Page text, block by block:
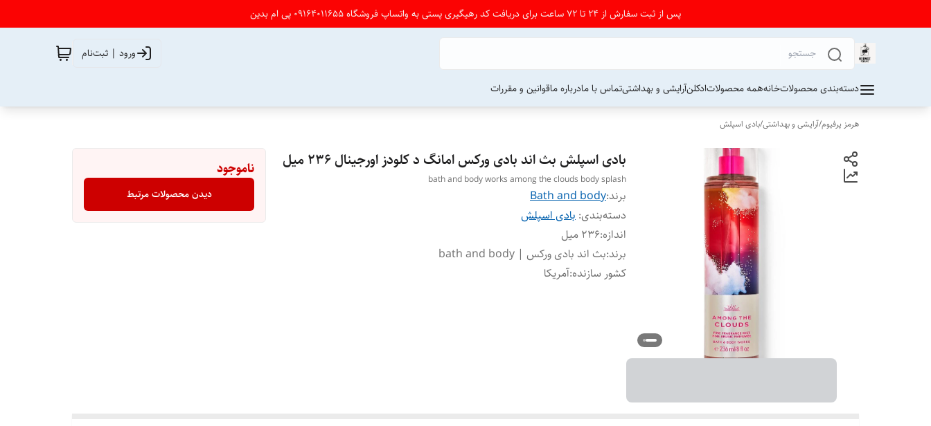
پس از ثبت سفارش از 24 تا 72 ساعت برای دریافت کد رهیگیری پستی به واتساپ فروشگاه 09164011655 پی ام بدین
ورود | ثبت‌نام
دسته‌بندی محصولاتخانههمه محصولاتادکلنآرایشی و بهداشتیتماس با مادرباره ماقوانین و مقررات
هرمز پرفیوم/آرایشی و بهداشتی/بادی اسپلش
بادی اسپلش بث اند بادی ورکس امانگ د کلودز اورجینال 236 میل
bath and body works among the clouds body splash
برند:Bath and body
دسته‌بندی: بادی اسپلش
اندازه:۲۳۶ میل
برند:بث اند بادی ورکس | bath and body
کشور سازنده:آمریکا
ناموجود
دیدن محصولات مرتبط